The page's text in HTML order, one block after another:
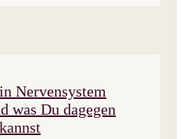
Nervensystem
was Du dagegen